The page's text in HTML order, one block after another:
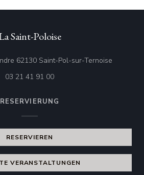
Saint-Poloise
62130 Saint-Pol-sur-Ternoise
03 21 41 91 00
RESERVIERUNG
RESERVIEREN
VERANSTALTUNGEN